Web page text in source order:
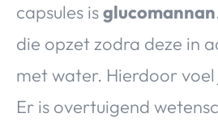
capsules isglucomannan
die opzet zodra deze in
met water. Hierdoor voel
Er is overtuigend